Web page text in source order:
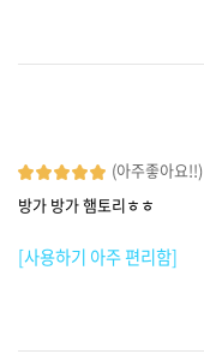
(아주좋아요!!)
방가 방가 햄토리ㅎㅎ
[사용하기 아주 편리함]